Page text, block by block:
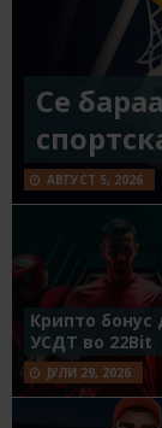
Се
АВГУСТ 5, 2026
Крипто бонус
УСДТ во 22Bit
ЈУЛИ 29, 2026